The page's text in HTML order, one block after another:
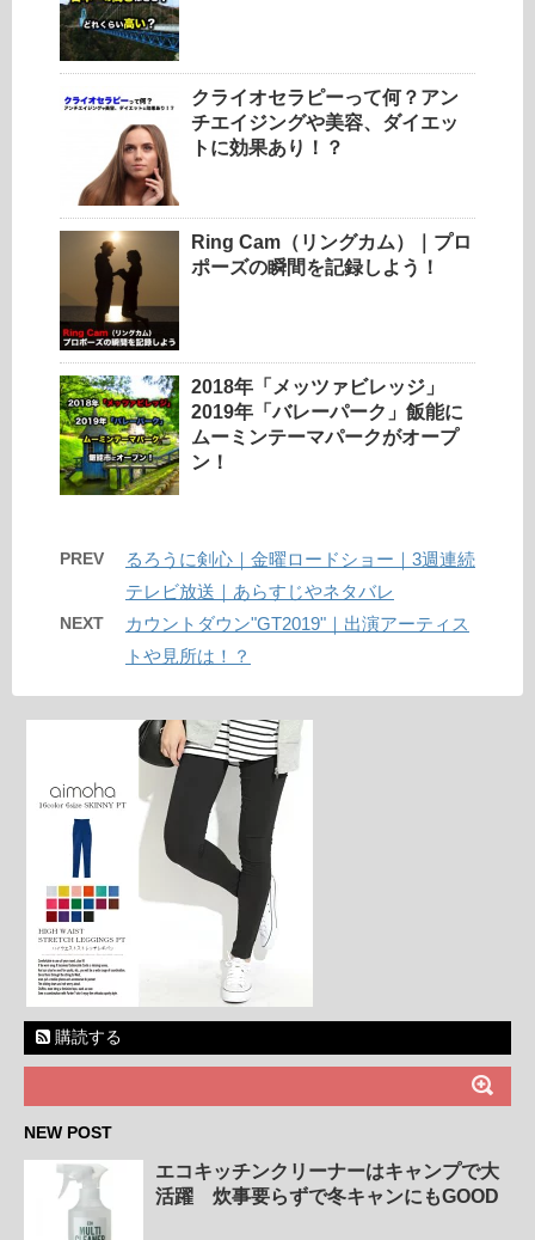
クライオセラピーって何？アン
チエイジングや美容、ダイエッ
トに効果あり！？
Ring Cam（リングカム）｜プロ
ポーズの瞬間を記録しよう！
2018年「メッツァビレッジ」
2019年「バレーパーク」飯能に
ムーミンテーマパークがオープ
ン！
PREV
るろうに剣心｜金曜ロードショー｜3週連続
テレビ放送｜あらすじやネタバレ
NEXT
カウントダウン"GT2019"｜出演アーティス
トや見所は！？
購読する
NEW POST
エコキッチンクリーナーはキャンプで大
活躍 炊事要らずで冬キャンにもGOOD